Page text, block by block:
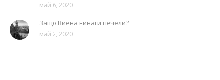
май 6, 2020
Защо Виена винаги печели?
май 2, 2020